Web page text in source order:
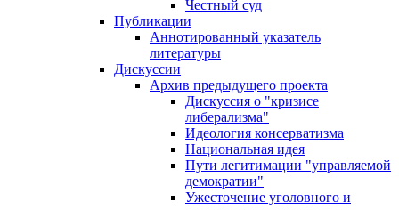
Честный суд
Публикации
Аннотированный указатель
литературы
Дискуссии
Архив предыдущего проекта
Дискуссия о "кризисе
либерализма"
Идеология консерватизма
Национальная идея
Пути легитимации "управляемой
демократии"
Ужесточение уголовного и